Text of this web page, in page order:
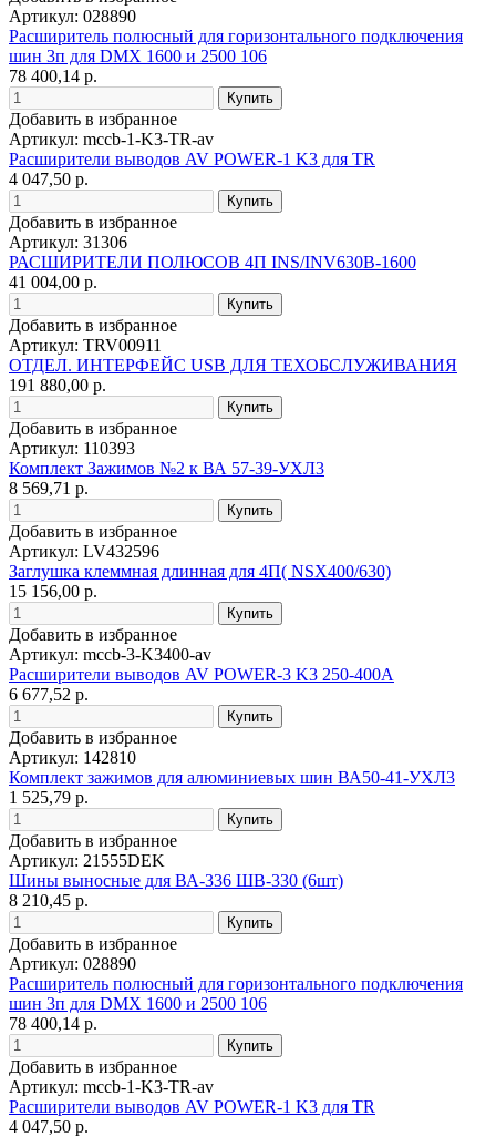
Артикул: 028890
Расширитель полюсный для горизонтального подключения
шин 3п для DMX 1600 и 2500 106
78 400,14 р.
Добавить в избранное
Артикул: mccb-1-K3-TR-av
Расширители выводов AV POWER-1 K3 для TR
4 047,50 р.
Добавить в избранное
Артикул: 31306
РАСШИРИТЕЛИ ПОЛЮСОВ 4П INS/INV630B-1600
41 004,00 р.
Добавить в избранное
Артикул: TRV00911
ОТДЕЛ. ИНТЕРФЕЙС USB ДЛЯ ТЕХОБСЛУЖИВАНИЯ
191 880,00 р.
Добавить в избранное
Артикул: 110393
Комплект Зажимов №2 к ВА 57-39-УХЛ3
8 569,71 р.
Добавить в избранное
Артикул: LV432596
Заглушка клеммная длинная для 4П( NSX400/630)
15 156,00 р.
Добавить в избранное
Артикул: mccb-3-K3400-av
Расширители выводов AV POWER-3 K3 250-400А
6 677,52 р.
Добавить в избранное
Артикул: 142810
Комплект зажимов для алюминиевых шин ВА50-41-УХЛ3
1 525,79 р.
Добавить в избранное
Артикул: 21555DEK
Шины выносные для ВА-336 ШВ-330 (6шт)
8 210,45 р.
Добавить в избранное
Артикул: 028890
Расширитель полюсный для горизонтального подключения
шин 3п для DMX 1600 и 2500 106
78 400,14 р.
Добавить в избранное
Артикул: mccb-1-K3-TR-av
Расширители выводов AV POWER-1 K3 для TR
4 047,50 р.